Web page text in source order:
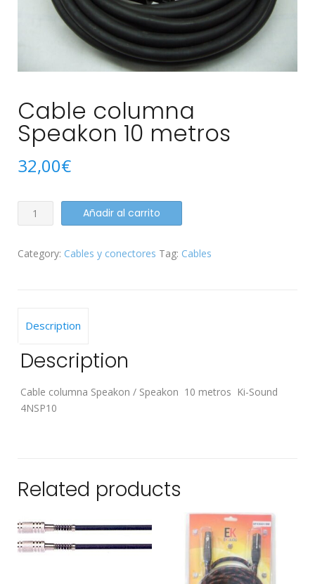
Cable columna
Speakon 10 metros
32,00€
Cable
columna
10
Añadir al carrito
Category: Cables y conectores Tag: Cables
Description
Description
Cable columna Speakon / Speakon 10 metros Ki-Sound
4NSP10
Related products